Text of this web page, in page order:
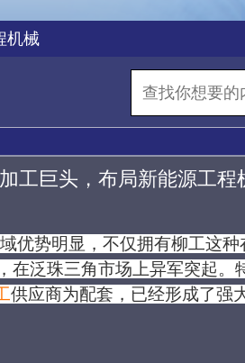
机械
工巨头，布局新能源工程
优势明显，不仅拥有柳工这
在泛珠三角市场上异军突起。
供应商为配套，已经形成了强